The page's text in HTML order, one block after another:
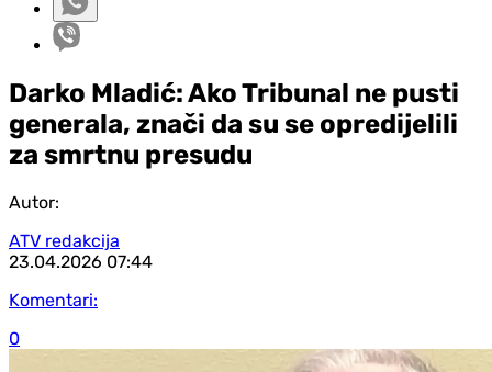
Darko Mladić: Ako Tribunal ne pusti
generala, znači da su se opredijelili
za smrtnu presudu
Autor:
ATV redakcija
23.04.2026 07:44
Komentari:
0